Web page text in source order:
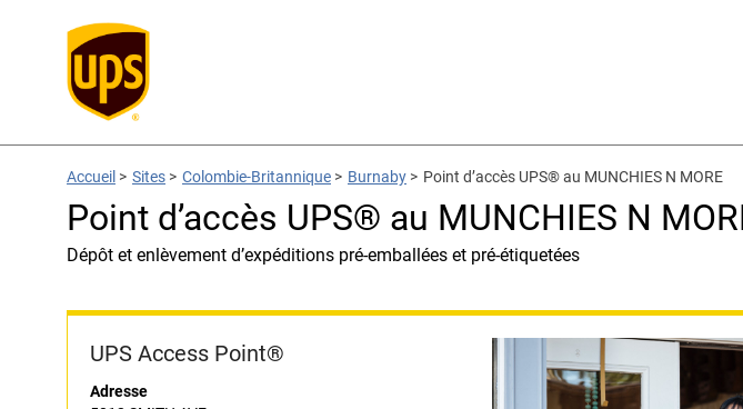
Accueil > Sites > Colombie-Britannique > Burnaby > Point d’accès UPS® au MUNCHIES N MORE
Point d’accès UPS® au MUNCHIES N
Dépôt et enlèvement d’expéditions pré-emballées et pré-étiquetées
UPS Access Point®
Adresse